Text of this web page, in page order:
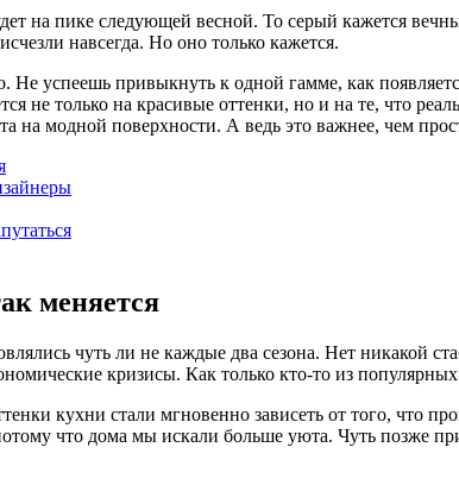
на пике следующей весной. То серый кажется
навсегда. Но оно только кажется.
Не успеешь привыкнуть к одной гамме, как
не только на красивые оттенки, но и на те, что
на модной поверхности. А ведь это важнее, чем
меняется
чуть ли не каждые два сезона. Нет никакой
кризисы. Как только кто-то из
кухни стали мгновенно зависеть от того, что
что дома мы искали больше уюта. Чуть позже